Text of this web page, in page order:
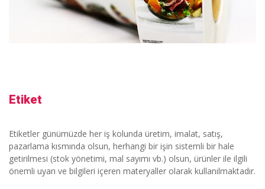
Etiket
Etiketler günümüzde her iş kolunda üretim, imalat, satış,
pazarlama kısmında olsun, herhangi bir işin sistemli bir hale
getirilmesi (stok yönetimi, mal sayımı vb.) olsun, ürünler ile ilgili
önemli uyarı ve bilgileri içeren materyaller olarak kullanılmaktadır.